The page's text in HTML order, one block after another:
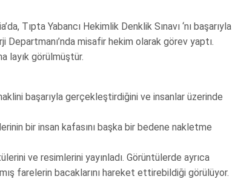
Tıpta Yabancı Hekimlik Denklik Sınavı ‘nı başarıyla
misafir hekim olarak görev yaptı.
layık görülmüştür.
başarıyla gerçekleştirdiğini ve insanlar üzerinde
bir insan kafasını başka bir bedene nakletme
ve resimlerini yayınladı. Görüntülerde ayrıca
farelerin bacaklarını hareket ettirebildiği görülüyor.